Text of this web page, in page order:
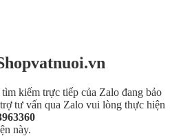
kiếm trực tiếp của Zalo đang bảo
tư vấn qua Zalo vui lòng thực hiện
này.